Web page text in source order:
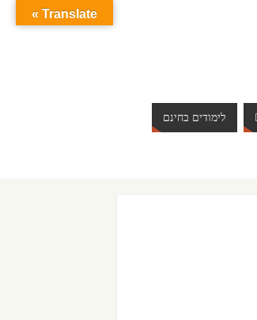
לימודים בחינם
Translate »